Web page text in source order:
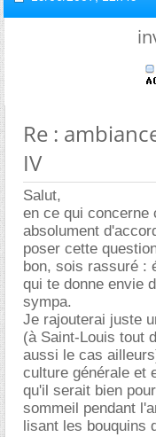
Re :
IV
Salut,
en ce qui concerne
absolument
poser cette
bon, sois rassuré :
qui te donne envie
sympa.
Je rajouterai juste
(à Saint-Louis tout
aussi le cas
culture générale et
qu'il serait bien
sommeil pendant
lisant les bouquins